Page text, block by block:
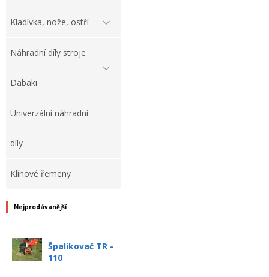
Kladívka, nože, ostří
Náhradní díly stroje
Dabaki
Univerzální náhradní
díly
Klínové řemeny
Nejprodávanější
Špalíkovač TR -
110